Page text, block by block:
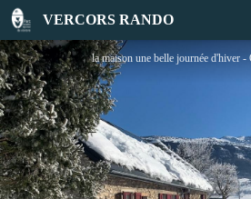
VERCORS RANDO
Ferme du Val de Lans****
la maison une belle journée d'hiver -